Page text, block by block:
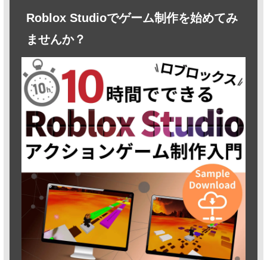
Roblox Studioでゲーム制作を始めてみ
ませんか？